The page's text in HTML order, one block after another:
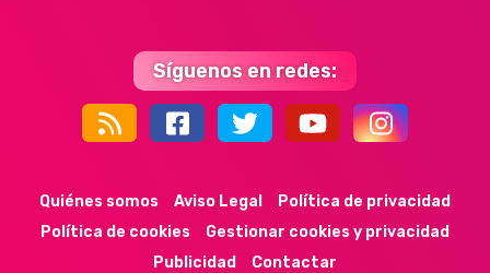
Síguenos en redes:
44k 9k 35k 352
Quiénes somos Aviso Legal
Política de privacidad
Política de cookies
Gestionar cookies y privacidad
Publicidad
Contactar